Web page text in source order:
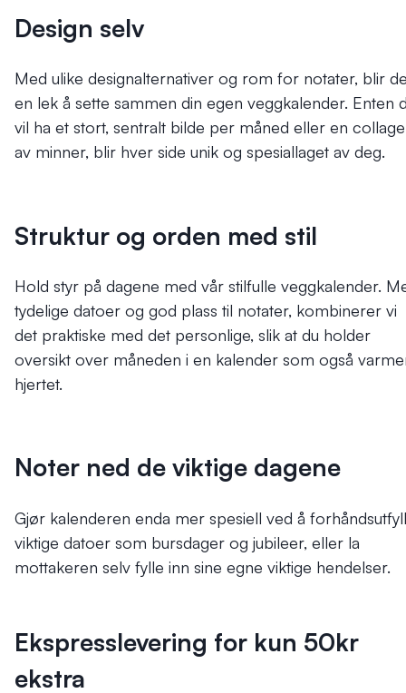
Design selv
Med ulike designalternativer og rom for notater, blir
en lek å sette sammen din egen veggkalender. Enten
vil ha et stort, sentralt bilde per måned eller en collage
av minner, blir hver side unik og spesiallaget av deg.
Struktur og orden med stil
Hold styr på dagene med vår stilfulle veggkalender.
tydelige datoer og god plass til notater, kombinerer vi
det praktiske med det personlige, slik at du holder
oversikt over måneden i en kalender som også
hjertet.
Noter ned de viktige dagene
Gjør kalenderen enda mer spesiell ved å
viktige datoer som bursdager og jubileer, eller la
mottakeren selv fylle inn sine egne viktige hendelser.
Ekspresslevering for kun 50kr
ekstra